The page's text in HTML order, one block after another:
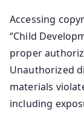
Accessing
“Child
proper
Unauthorized
materials
including